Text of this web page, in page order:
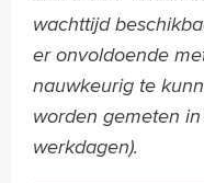
wachttijd
er onvoldoende
nauwkeurig te
worden gemeten
werkdagen).